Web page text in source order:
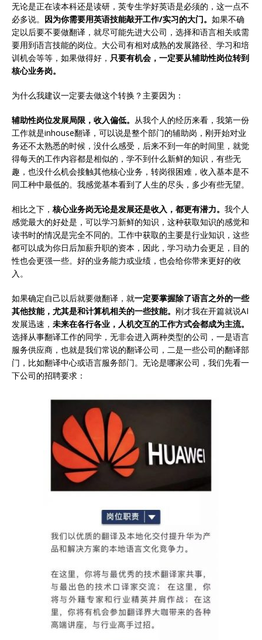
无论是正在读本科还是读研，英专生学好英语是必须的，这一点不
必多说。 因为你需要用英语技能敲开工作/实习的大门。 如果不确
定以后要不要做翻译，就尽可能先进大公司，选择和语言相关或需
要用到语言技能的岗位。大公司有相对成熟的发展路径、学习和培
训机会等等，如果做得好， 只要有机会，一定要从辅助性岗位转到
核心业务岗。
为什么我建议一定要去做这个转换？主要因为：
辅助性岗位发展局限，收入偏低。 从我个人的经历来看，我第一份
工作就是inhouse翻译，可以说是整个部门的辅助岗，刚开始对业
务还不太熟悉的时候，没什么感受，后来不到一年的时间里，就觉
得每天的工作内容都是相似的，学不到什么新鲜的知识，有些无
趣，也没什么机会接触其他核心业务，转岗很困难，收入基本是不
同工种中最低的。我感觉基本看到了人生的尽头，多少有些无望。
相比之下， 核心业务岗无论是发展还是收入，都更有潜力。 我个人
感觉最大的好处是，可以学习新鲜的知识，这种获取知识的感觉和
读书时的情况是完全不同的。工作中获取的主要是行业知识，这些
都可以成为你日后加薪升职的资本，因此，学习动力会更足，目的
性也会更强一些。好的业务能力或业绩，也会给你带来更好的收
入。
如果确定自己以后就要做翻译，就一定要掌握除了语言之外的一些
其他技能，尤其是和计算机相关的一些技能。 刚才我在开篇就说AI
发展迅速， 未来在各行各业，人机交互的工作方式会都成为主流。
选择从事翻译工作的同学，无非会进入两种类型的公司，一是语言
服务供应商，也就是我们常说的翻译公司，二是一些公司的翻译部
门，比如翻译中心或语言服务部门。无论是哪家公司，我们先看一
下公司的招聘要求：